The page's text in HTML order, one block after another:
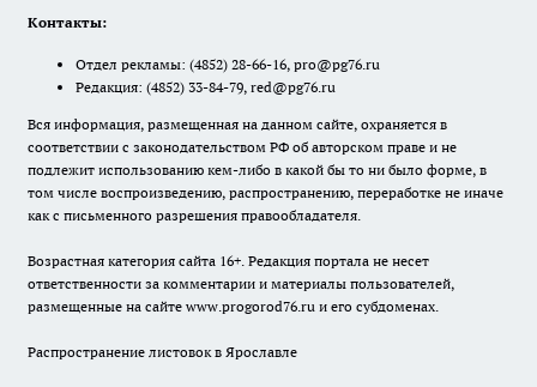
Контакты:
Отдел рекламы: (4852) 28-66-16, pro@pg76.ru
Редакция: (4852) 33-84-79, red@pg76.ru
Вся информация, размещенная на данном сайте, охраняется в
соответствии с законодательством РФ об авторском праве и не
подлежит использованию кем-либо в какой бы то ни было форме, в
том числе воспроизведению, распространению, переработке не иначе
как с письменного разрешения правообладателя.
Возрастная категория сайта 16+. Редакция портала не несет
ответственности за комментарии и материалы пользователей,
размещенные на сайте www.progorod76.ru и его субдоменах.
Распространение листовок в Ярославле